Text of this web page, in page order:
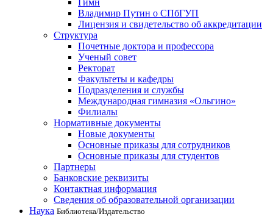
Гимн
Владимир Путин о СПбГУП
Лицензия и свидетельство об аккредитации
Структура
Почетные доктора и профессора
Ученый совет
Ректорат
Факультеты и кафедры
Подразделения и службы
Международная гимназия «Ольгино»
Филиалы
Нормативные документы
Новые документы
Основные приказы для сотрудников
Основные приказы для студентов
Партнеры
Банковские реквизиты
Контактная информация
Сведения об образовательной организации
Наука Библиотека/Издательство